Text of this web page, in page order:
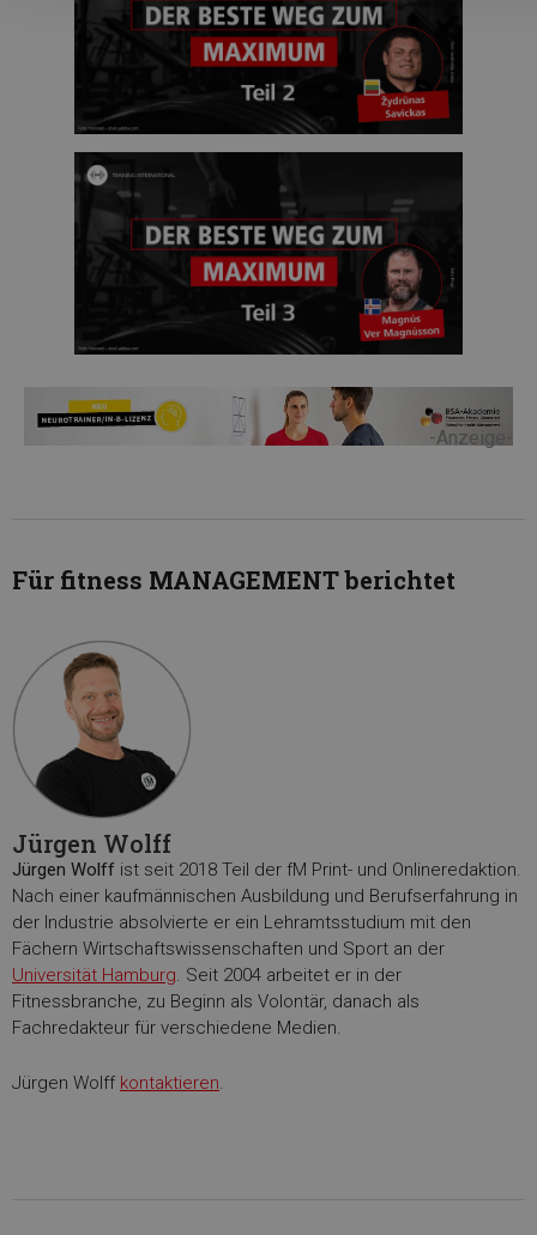
-Anzeige-
Für fitness MANAGEMENT berichtet
Jürgen Wolff
Jürgen Wolff ist seit 2018 Teil der fM Print- und Onlineredaktion.
Nach einer kaufmännischen Ausbildung und Berufserfahrung in
der Industrie absolvierte er ein Lehramtsstudium mit den
Fächern Wirtschaftswissenschaften und Sport an der
Universität Hamburg . Seit 2004 arbeitet er in der
Fitnessbranche, zu Beginn als Volontär, danach als
Fachredakteur für verschiedene Medien.
Jürgen Wolff kontaktieren.